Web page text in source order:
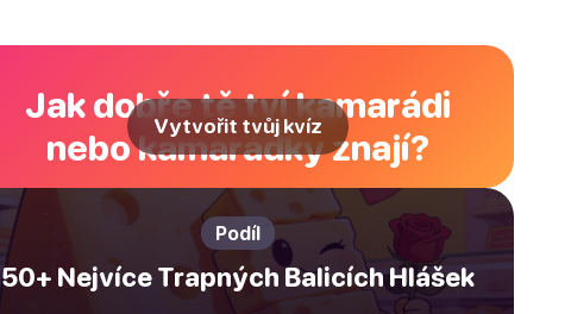
Jak dobře tě tví kamarádi
nebo kamarádky znají?
Vytvořit tvůj kvíz
Podíl
50+ Nejvíce Trapných Balicích Hlášek